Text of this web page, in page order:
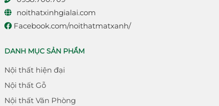
noithatxinhgialai.com
Facebook.com/noithatmatxanh/
DANH MỤC SẢN PHẨM
Nội thất hiện đại
Nội thất Gỗ
Nội thất Văn Phòng